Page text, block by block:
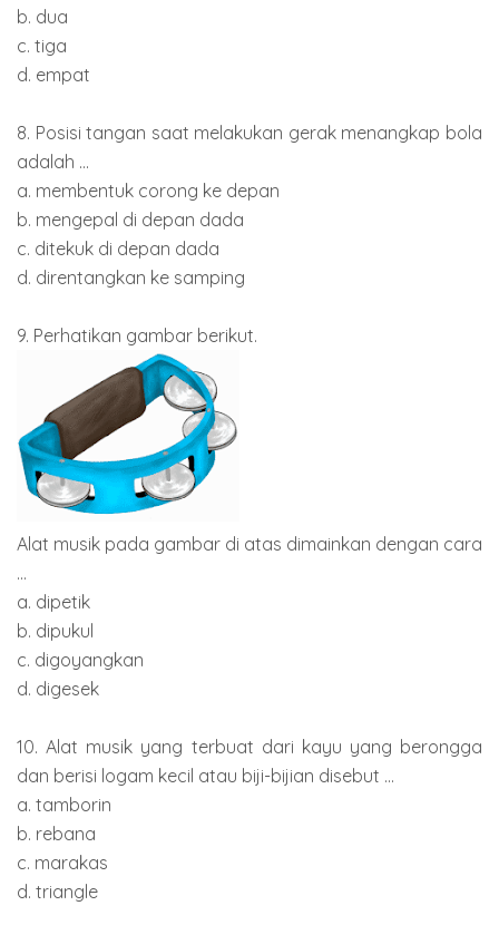
b. dua
c. tiga
d. empat
8. Posisi tangan saat melakukan gerak menangkap bola
adalah ...
a. membentuk corong ke depan
b. mengepal di depan dada
c. ditekuk di depan dada
d. direntangkan ke samping
9. Perhatikan gambar berikut.
Alat musik pada gambar di atas dimainkan dengan cara
...
a. dipetik
b. dipukul
c. digoyangkan
d. digesek
10. Alat musik yang terbuat dari kayu yang berongga
dan berisi logam kecil atau biji-bijian disebut ...
a. tamborin
b. rebana
c. marakas
d. triangle